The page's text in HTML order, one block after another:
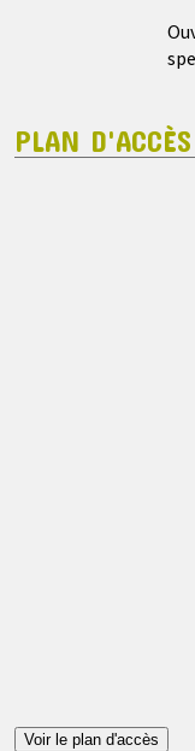
PLAN D'ACCÈS
Voir le plan d'accès